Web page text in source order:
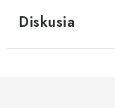
Diskusia